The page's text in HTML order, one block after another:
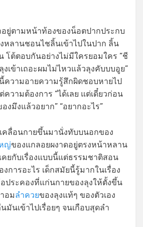
ยู่ตามหน้าท้องของน็อตปากประกบ
ลานชอนไชลิ้นเข้าไปในปาก ลิ้น
โต้ตอบกันอย่างไม่มีใครยอมใคร ”ชี
งเข้าเถอะผมไม่ไหวแล้วลุงคับบบอูย”
วามอายความรู้สึกผิดชอบหายไป
วามต้องการ “ได้เลย แต่เดี๋ยวก่อน
งมึงแล้วอยาก” “อยากอะไร”
คลื่อนกายขึ้นมานั่งทับบนอกของ
ญ่ของแกลอยผงาดอยู่ตรงหน้าหลาน
ยกับเรื่องแบบนี้แต่ธรรมชาติสอน
การอะไร เด็กสมัยนี้รู้มากในเรื่อง
ประคองที่แก่นกายของลุงให้ตั้งขึ้น
อมลำควยของลุงแท้ๆ ของตัวเอง
มันเข้าไปเรื่อยๆ จนเกือบสุดลำ